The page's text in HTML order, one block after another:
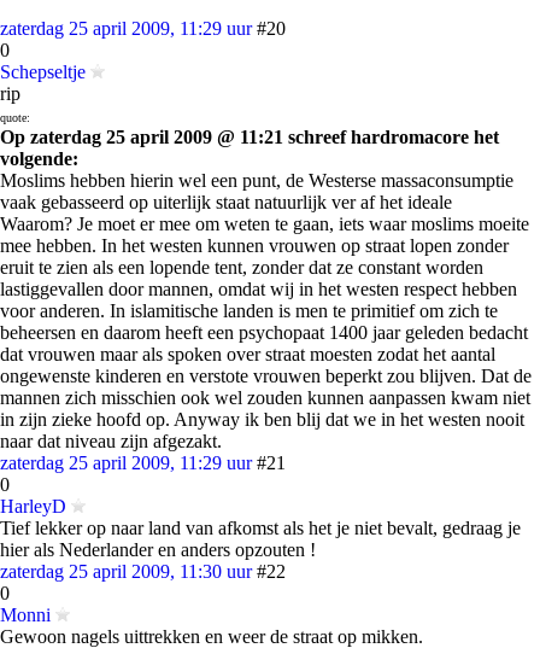
zaterdag 25 april 2009, 11:29 uur #20
0
Schepseltje
rip
quote:
Op zaterdag 25 april 2009 @ 11:21 schreef hardromacore het
volgende:
Moslims hebben hierin wel een punt, de Westerse massaconsumptie
vaak gebasseerd op uiterlijk staat natuurlijk ver af het ideale
Waarom? Je moet er mee om weten te gaan, iets waar moslims moeite
mee hebben. In het westen kunnen vrouwen op straat lopen zonder
eruit te zien als een lopende tent, zonder dat ze constant worden
lastiggevallen door mannen, omdat wij in het westen respect hebben
voor anderen. In islamitische landen is men te primitief om zich te
beheersen en daarom heeft een psychopaat 1400 jaar geleden bedacht
dat vrouwen maar als spoken over straat moesten zodat het aantal
ongewenste kinderen en verstote vrouwen beperkt zou blijven. Dat de
mannen zich misschien ook wel zouden kunnen aanpassen kwam niet
in zijn zieke hoofd op. Anyway ik ben blij dat we in het westen nooit
naar dat niveau zijn afgezakt.
zaterdag 25 april 2009, 11:29 uur #21
0
HarleyD
Tief lekker op naar land van afkomst als het je niet bevalt, gedraag je
hier als Nederlander en anders opzouten !
zaterdag 25 april 2009, 11:30 uur #22
0
Monni
Gewoon nagels uittrekken en weer de straat op mikken.